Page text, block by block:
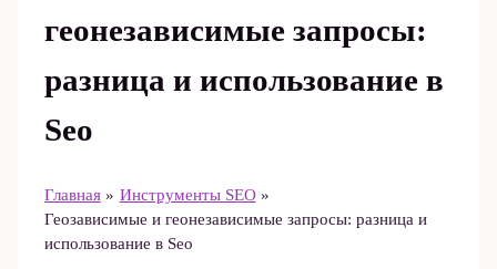
геонезависимые запросы:
разница и использование в
Seo
Главная
Инструменты SEO
Геозависимые и геонезависимые запросы: разница и
использование в Seo